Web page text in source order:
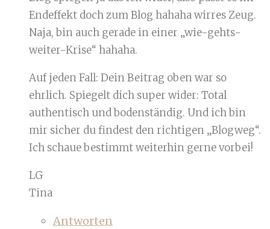
Endeffekt doch zum Blog hahaha wirres Zeug.
Naja, bin auch gerade in einer „wie-gehts-
weiter-Krise“ hahaha.
Auf jeden Fall: Dein Beitrag oben war so
ehrlich. Spiegelt dich super wider: Total
authentisch und bodenständig. Und ich bin
mir sicher du findest den richtigen „Blogweg“.
Ich schaue bestimmt weiterhin gerne vorbei!
LG
Tina
Antworten